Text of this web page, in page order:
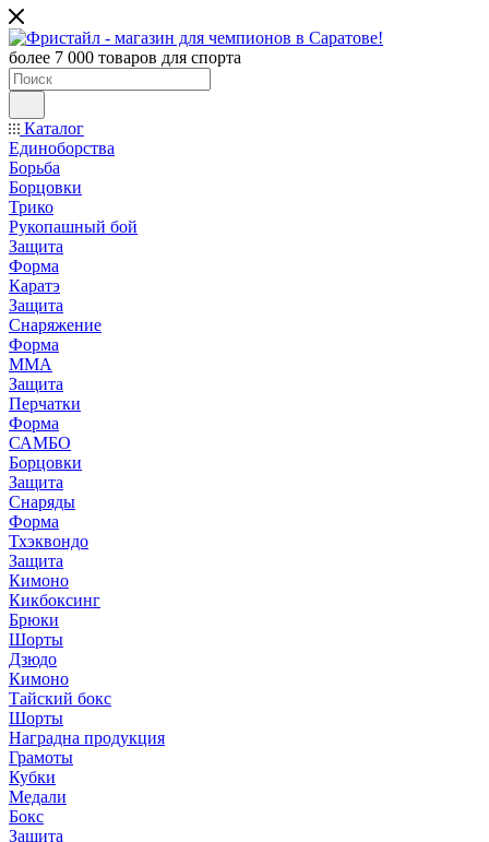
более 7 000 товаров для спорта
Каталог
Единоборства
Борьба
Борцовки
Трико
Рукопашный бой
Защита
Форма
Каратэ
Защита
Снаряжение
Форма
ММА
Защита
Перчатки
Форма
САМБО
Борцовки
Защита
Снаряды
Форма
Тхэквондо
Защита
Кимоно
Кикбоксинг
Брюки
Шорты
Дзюдо
Кимоно
Тайский бокс
Шорты
Наградна продукция
Грамоты
Кубки
Медали
Бокс
Защита